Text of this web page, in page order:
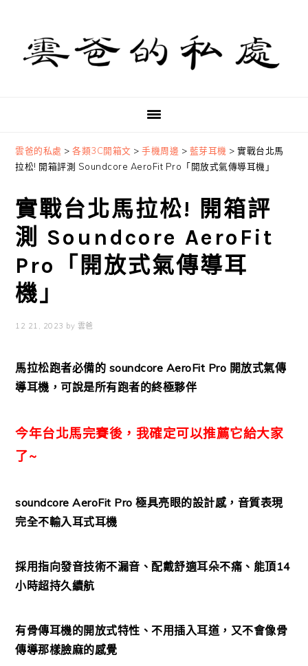
primary
navigation
content
primary
sidebar
雲爸的私處 >各類3C開箱文 >手機周邊 > 藍芽耳機 >實戰台北馬
拉松! 開箱評測 Soundcore AeroFit Pro「開放式氣傳導耳機」
實戰台北馬拉松! 開箱評
測 Soundcore AeroFit
Pro「開放式氣傳導耳
機」
12 21, 2023 by 雲爸
馬拉松跑者必備的 soundcore AeroFit Pro 開放式氣傳
導耳機 ，可說是所有跑者的終極夥伴
今年台北馬完賽後，我確定可以推薦它給大家
了~
soundcore AeroFit Pro 極具亮眼的設計感，音質表現
完全不輸入耳式耳機
採用指向發音技術不漏音、配戴舒適耳朵不痛、能頂14
小時超持久續航
有骨傳耳機的開放式特性、不用插入耳道，又不會像骨
傳導那樣臉麻的感覺